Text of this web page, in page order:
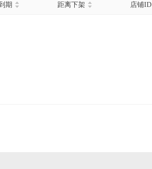
期 距离下架 店铺ID